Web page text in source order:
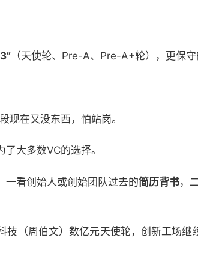
（天使轮、Pre-A、Pre-A+轮），更保
现在又没东西，怕站岗。
大多数VC的选择。
一看创始人或创始团队过去的简历背书，
技（周伯文）数亿元天使轮，创新工场继